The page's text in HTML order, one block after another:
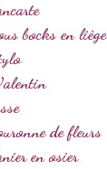
bocks en liège
de fleurs
en osier